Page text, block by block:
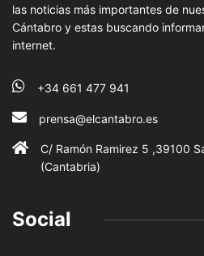
las noticias más importantes de
Cántabro y estas buscando
internet.
+34 661 477 941
prensa@elcantabro.es
C/ Ramón Ramirez 5 ,39100
(Cantabria)
Social